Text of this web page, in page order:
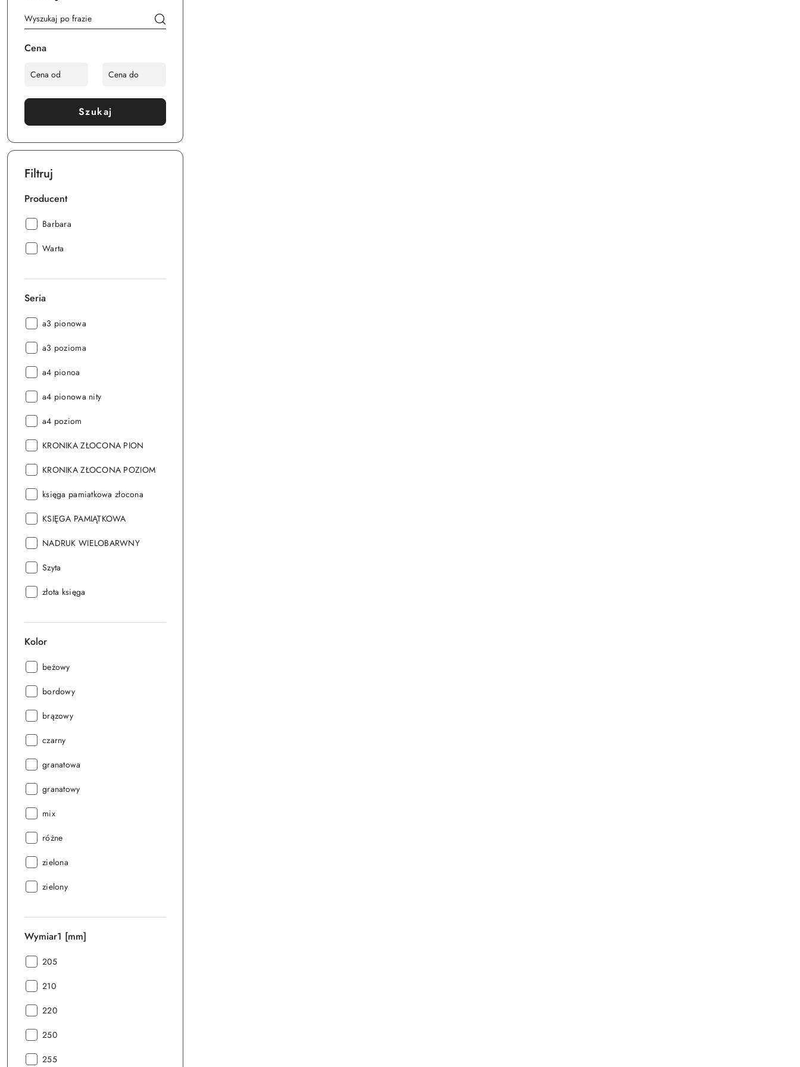
Cena
Szukaj
Filtruj
Producent
Producent:
Barbara
Producent:
Warta
Seria
Seria:
a3 pionowa
Seria:
a3 pozioma
Seria:
a4 pionoa
Seria:
a4 pionowa nity
Seria:
a4 poziom
Seria:
KRONIKA ZŁOCONA PION
Seria:
KRONIKA ZŁOCONA POZIOM
Seria:
księga pamiatkowa złocona
Seria:
KSIĘGA PAMIĄTKOWA
Seria:
NADRUK WIELOBARWNY
Seria:
Szyta
Seria:
złota księga
Kolor
Kolor:
beżowy
Kolor:
bordowy
Kolor:
brązowy
Kolor:
czarny
Kolor:
granatowa
Kolor:
granatowy
Kolor:
mix
Kolor:
różne
Kolor:
zielona
Kolor:
zielony
Wymiar1 [mm]
Wymiar1
205
Wymiar1
210
Wymiar1
220
Wymiar1
250
Wymiar1
255